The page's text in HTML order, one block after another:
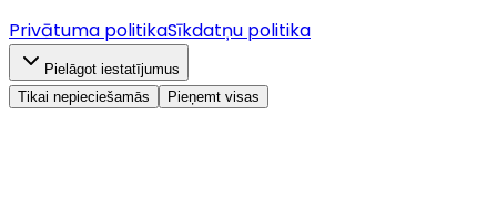
Privātuma politikaSīkdatņu politika
Pielāgot iestatījumus
Tikai nepieciešamās
Pieņemt visas